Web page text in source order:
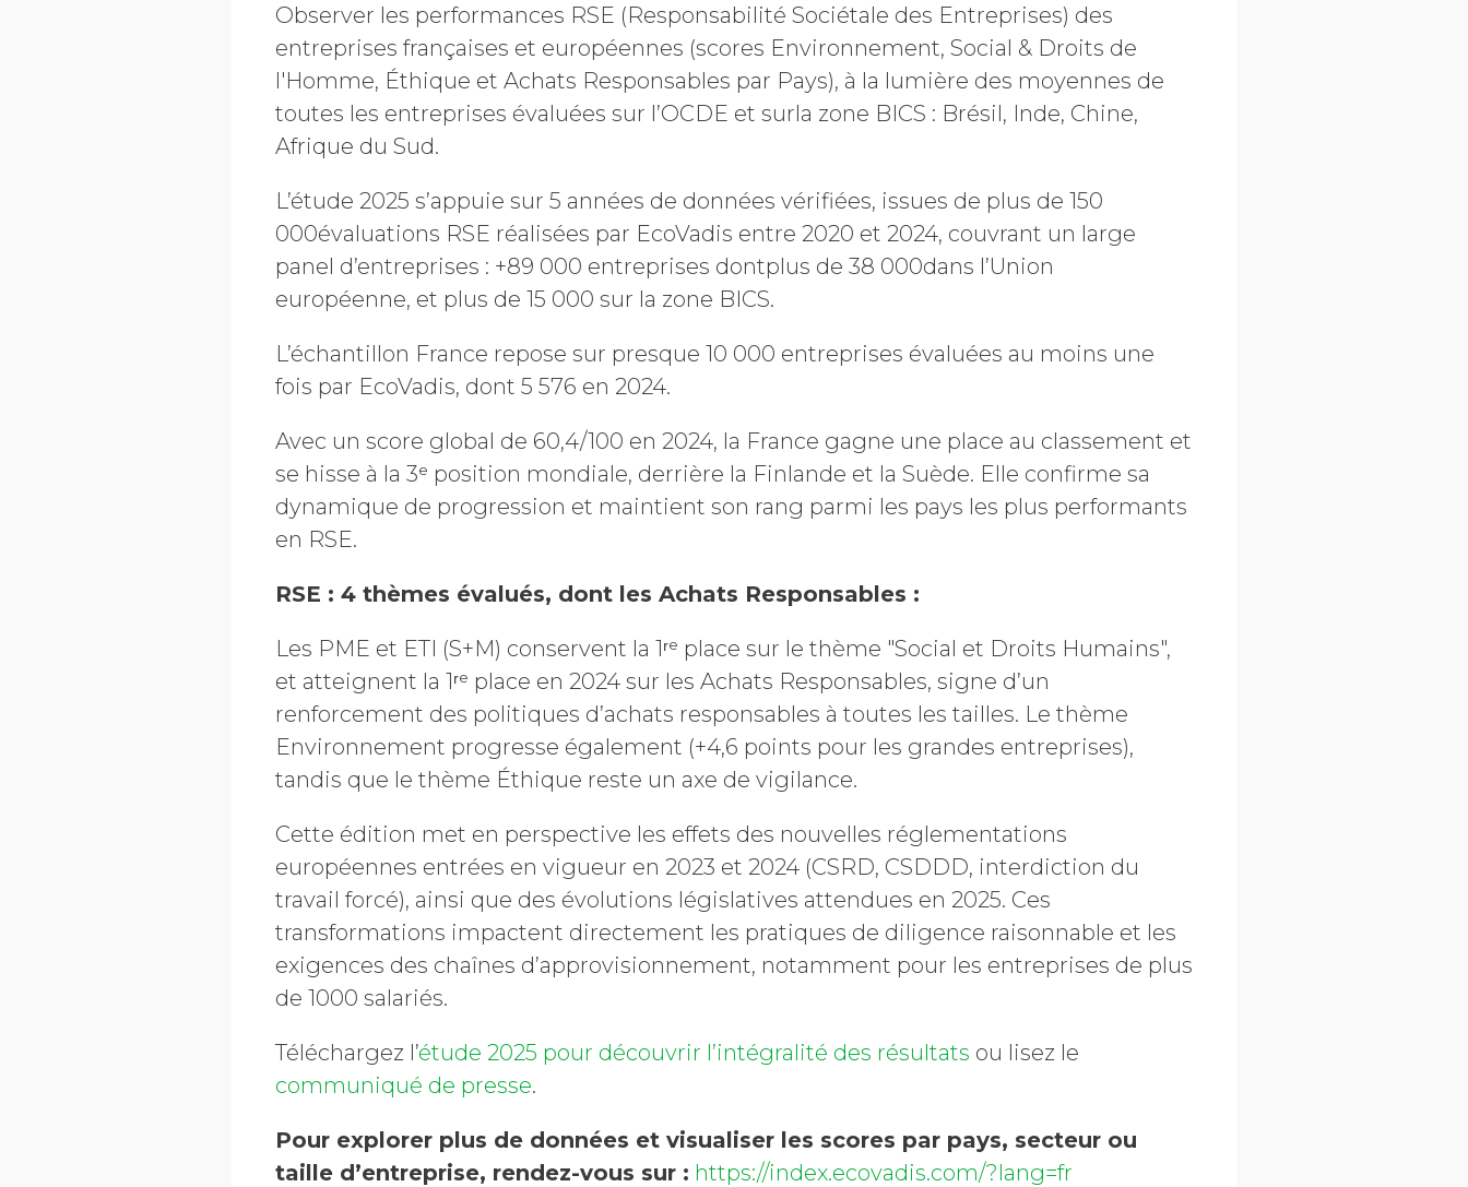
Refuser les
Observer les performances RSE (Responsabilité Sociétale des Entreprises) des
entreprises françaises et européennes (scores Environnement, Social & Droits de
l'Homme, Éthique et Achats Responsables par Pays), à la lumière des moyennes de
toutes les entreprises évaluées sur l’OCDE et surla zone BICS : Brésil, Inde, Chine,
Afrique du Sud.
L’étude 2025 s’appuie sur 5 années de données vérifiées, issues de plus de 150
000évaluations RSE réalisées par EcoVadis entre 2020 et 2024, couvrant un large
panel d’entreprises : +89 000 entreprises dontplus de 38 000dans l’Union
européenne, et plus de 15 000 sur la zone BICS.
L’échantillon France repose sur presque 10 000 entreprises évaluées au moins une
fois par EcoVadis, dont 5 576 en 2024.
Avec un score global de 60,4/100 en 2024, la France gagne une place au classement et
se hisse à la 3ᵉ position mondiale, derrière la Finlande et la Suède. Elle confirme sa
dynamique de progression et maintient son rang parmi les pays les plus performants
en RSE.
RSE : 4 thèmes évalués, dont les Achats Responsables :
Les PME et ETI (S+M) conservent la 1ʳᵉ place sur le thème "Social et Droits Humains",
et atteignent la 1ʳᵉ place en 2024 sur les Achats Responsables, signe d’un
renforcement des politiques d’achats responsables à toutes les tailles. Le thème
Environnement progresse également (+4,6 points pour les grandes entreprises),
tandis que le thème Éthique reste un axe de vigilance.
Cette édition met en perspective les effets des nouvelles réglementations
européennes entrées en vigueur en 2023 et 2024 (CSRD, CSDDD, interdiction du
travail forcé), ainsi que des évolutions législatives attendues en 2025. Ces
transformations impactent directement les pratiques de diligence raisonnable et les
exigences des chaînes d’approvisionnement, notamment pour les entreprises de plus
de 1000 salariés.
Téléchargez l’étude 2025 pour découvrir l’intégralité des résultats ou lisez le
communiqué de presse.
Pour explorer plus de données et visualiser les scores par pays, secteur ou
taille d’entreprise, rendez-vous sur : https://index.ecovadis.com/?lang=fr